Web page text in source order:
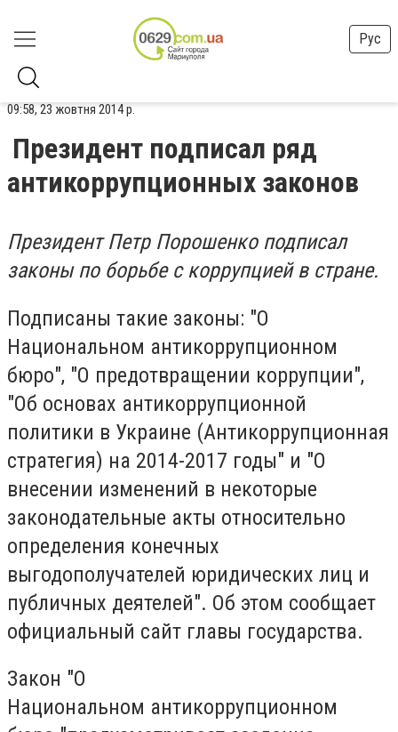
Рус
09:58, 23 жовтня 2014 р.
Президент подписал ряд
антикоррупционных законов
Президент Петр Порошенко подписал
законы по борьбе с коррупцией в стране.
Подписаны такие законы: "О
Национальном антикоррупционном
бюро", "О предотвращении коррупции",
"Об основах антикоррупционной
политики в Украине (Антикоррупционная
стратегия) на 2014-2017 годы" и "О
внесении изменений в некоторые
законодательные акты относительно
определения конечных
выгодополучателей юридических лиц и
публичных деятелей". Об этом сообщает
официальный сайт главы государства.
Закон "О
Национальном антикоррупционном